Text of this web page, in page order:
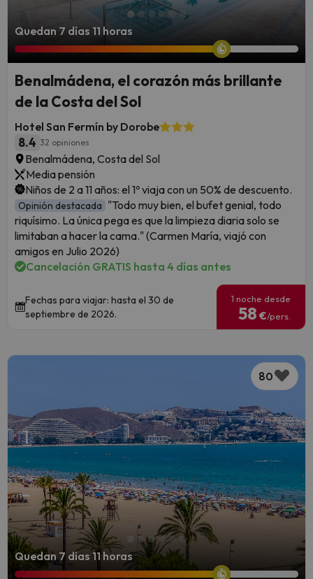
Quedan 7 días 11 horas
Benalmádena, el corazón más brillante
de la Costa del Sol
Hotel San Fermín by Dorobe
8.4 32 opiniones
Benalmádena, Costa del Sol
Media pensión
Niños de 2 a 11 años: el 1º viaja con un 50% de descuento.
Opinión destacada "Todo muy bien, el bufet genial, todo
riquísimo. La única pega es que la limpieza diaria solo se
limitaban a hacer la cama." (Carmen María, viajó con
amigos en Julio 2026)
Cancelación GRATIS hasta 4 días antes
Fechas para viajar: hasta el 30 de
septiembre de 2026.
1 noche desde
58 €/pers.
80
Quedan 7 días 11 horas